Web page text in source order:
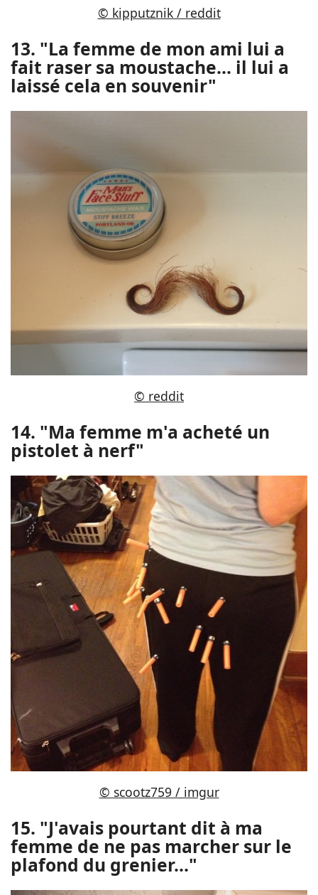
© kipputznik / reddit
13. "La femme de mon ami lui a
fait raser sa moustache... il lui a
laissé cela en souvenir"
© reddit
14. "Ma femme m'a acheté un
pistolet à nerf"
© scootz759 / imgur
15. "J'avais pourtant dit à ma
femme de ne pas marcher sur le
plafond du grenier..."